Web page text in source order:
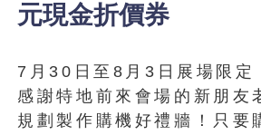
元現金折價券
7月30日至8月3日展場限定
感謝特地前來會場的新朋友
規劃製作購機好禮牆！只要